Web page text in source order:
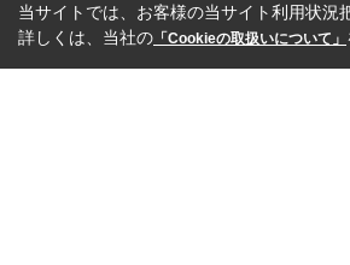
当サイトでは、お客様の当サイト利用状
詳しくは、当社の 「Cookieの取扱いについて」